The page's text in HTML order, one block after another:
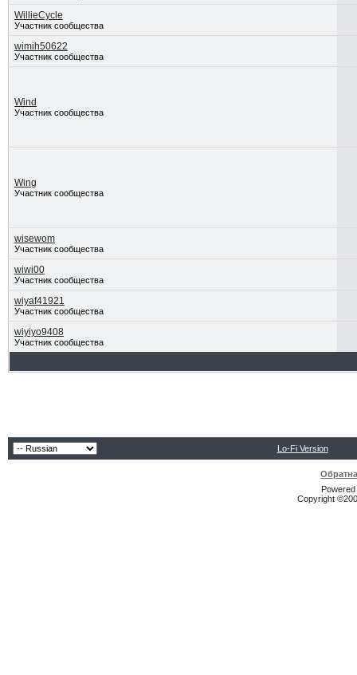
WillieCycle
Участник сообщества
wimih50622
Участник сообщества
Wind
Участник сообщества
Wing
Участник сообщества
wisewom
Участник сообщества
wiwi00
Участник сообщества
wiyaf41921
Участник сообщества
wiyiyo9408
Участник сообщества
Lo-Fi Version
Copyright